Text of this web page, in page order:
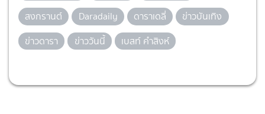
สงกรานต์ Daradaily ดาราเดลี่
ข่าวบันเทิง
ข่าวดารา
ข่าววันนี้ เบสท์ คำสิงห์